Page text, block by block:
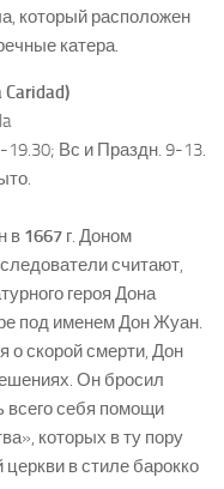
который расположен
катера.
19.30; Вс и Праздн. 9-13.
в 1667 г. Доном
считают,
героя Дона
под именем Дон Жуан.
о скорой смерти, Дон
Он бросил
всего себя помощи
которых в ту пору
в стиле барокко